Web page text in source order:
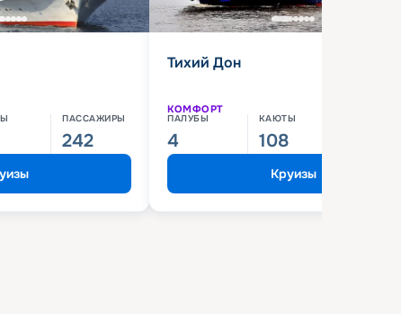
ПАССАЖИРЫ
242
Тихий Дон
КОМФОРТ
ПАЛУБЫ
4
КАЮТЫ
108
Круизы